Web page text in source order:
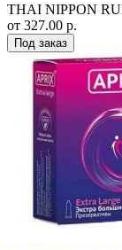
THAI NIPPON
от 327.00 р.
Под заказ